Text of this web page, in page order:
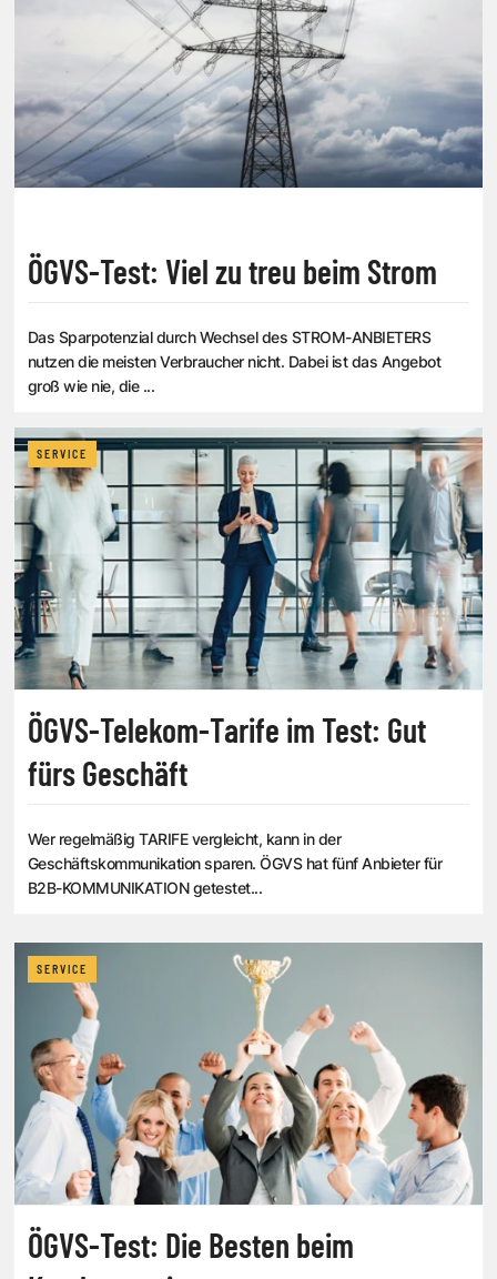
ÖGVS-Test: Viel zu treu beim Strom
Das Sparpotenzial durch Wechsel des STROM-ANBIETERS
nutzen die meisten Verbraucher nicht. Dabei ist das Angebot
groß wie nie, die ...
SERVICE
ÖGVS-Telekom-Tarife im Test: Gut
fürs Geschäft
Wer regelmäßig TARIFE vergleicht, kann in der
Geschäftskommunikation sparen. ÖGVS hat fünf Anbieter für
B2B-KOMMUNIKATION getestet...
SERVICE
ÖGVS-Test: Die Besten beim